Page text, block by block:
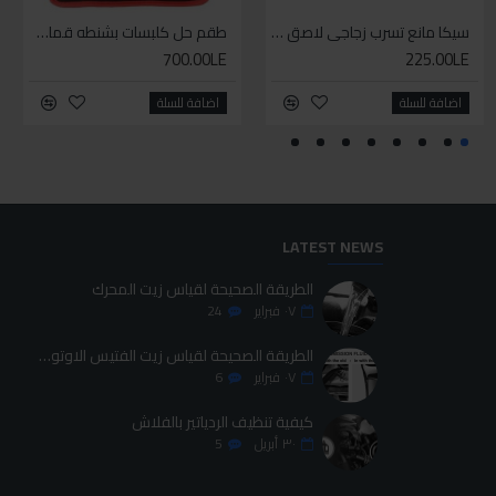
سيليكون متعدد الاستخدام
70.00LE
اضافة للسلة
طقم حل كلبسات بشنطه قماش ١٩ قطعه للخدمات الشاقه
700.00LE
اضافة للسلة
سيكا مانع تسرب زجاجي لاصق اسود 600 مل
225.00LE
اضافة للسلة
طقم حل كلبسات بشنطه قماش ١٩ قطعه للخدمات الشاقه
700.00LE
اضافة للسلة
LATEST NEWS
الطريقة الصحيحة لقياس زيت المحرك
٠٧ فبراير 24
الطريقة الصحيحة لقياس زيت الفتيس الاوتوماتيك
٠٧ فبراير 6
كيفية تنظيف الردياتير بالفلاش
٣٠ أبريل 5